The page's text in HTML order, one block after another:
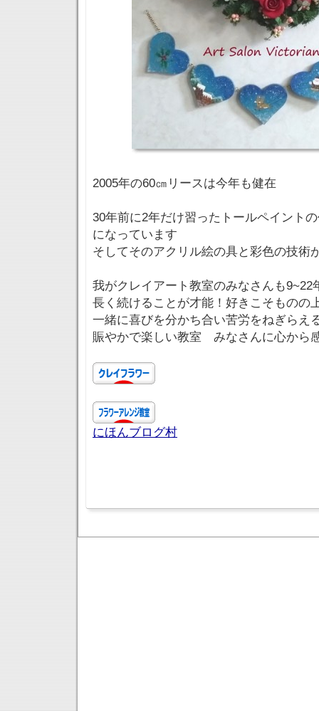
2005年の60㎝リースは今年も健在
30年前に2年だけ習ったトールペイント
になっています
そしてそのアクリル絵の具と彩色の技術
我がクレイアート教室のみなさんも9~22
長く続けることが才能！好きこそものの
一緒に喜びを分かち合い苦労をねぎらえ
賑やかで楽しい教室 みなさんに心から
にほんブログ村